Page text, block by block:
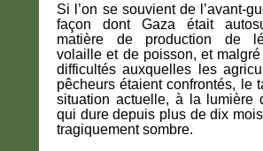
Si l’on se souvient de l’avant-
façon dont Gaza était
matière de production de
volaille et de poisson, et
difficultés auxquelles les
pêcheurs étaient confrontés, le
situation actuelle, à la lumière
qui dure depuis plus de dix
tragiquement sombre.